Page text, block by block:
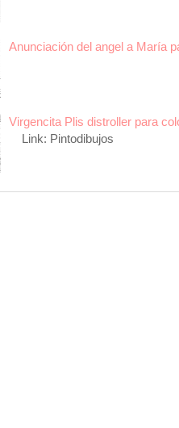
Anunciación del angel a María
Virgencita Plis distroller para
Link: Pintodibujos